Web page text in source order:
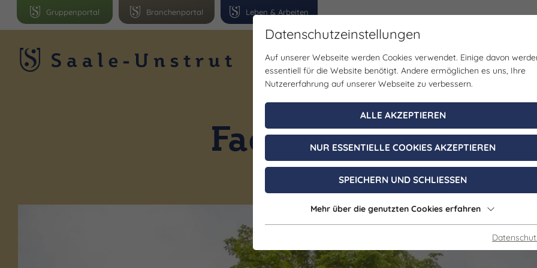
Leben & Arbeiten
Branchenportal
Gruppenportal
Region Erlebnisse Veranstaltungen Planen
Wellness/Spa
Fachklinik
Bad Klosterlausnitz
Datenschutzeinstellungen
Auf unserer Webseite werden Cookies verwendet. Einige davon
essentiell für die Website benötigt. Andere ermöglichen es uns, Ihre
Nutzererfahrung auf unserer Webseite zu verbessern.
ALLE AKZEPTIEREN
NUR ESSENTIELLE COOKIES AKZEPTIEREN
SPEICHERN UND SCHLIESSEN
Mehr über die genutzten Cookies erfahren